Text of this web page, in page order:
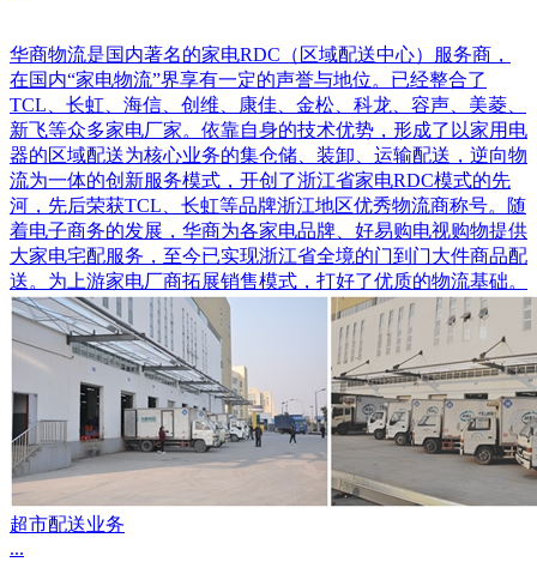
华商物流是国内著名的家电RDC（区域配送中心）服务商，
在国内“家电物流”界享有一定的声誉与地位。已经整合了
TCL、长虹、海信、创维、康佳、金松、科龙、容声、美菱、
新飞等众多家电厂家。依靠自身的技术优势，形成了以家用电
器的区域配送为核心业务的集仓储、装卸、运输配送，逆向物
流为一体的创新服务模式，开创了浙江省家电RDC模式的先
河，先后荣获TCL、长虹等品牌浙江地区优秀物流商称号。随
着电子商务的发展，华商为各家电品牌、好易购电视购物提供
大家电宅配服务，至今已实现浙江省全境的门到门大件商品配
送。为上游家电厂商拓展销售模式，打好了优质的物流基础。
超市配送业务
...